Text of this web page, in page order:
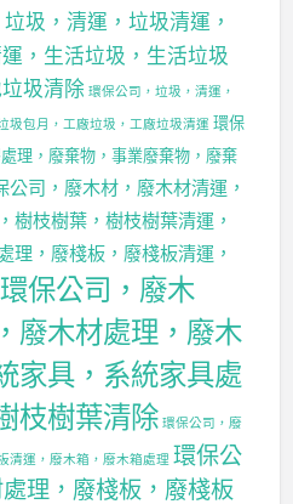
圾，清運，垃圾清運，
，生活垃圾，生活垃圾
圾清除 環保公司，垃圾，清運，
圾包月，工廠垃圾，工廠垃圾清運 環保
理，廢棄物，事業廢棄物，廢棄
公司，廢木材，廢木材清運，
樹枝樹葉，樹枝樹葉清運，
理，廢棧板，廢棧板清運，
環保公司，廢木
廢木材處理，廢木
家具，系統家具處
枝樹葉清除 環保公司，廢
清運，廢木箱，廢木箱處理 環保公
理，廢棧板，廢棧板